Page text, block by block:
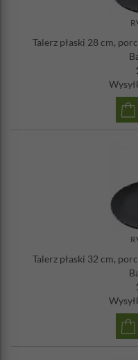
Można używać w
Talerz płaski 28 cm,
Talerz płaski 32 cm,